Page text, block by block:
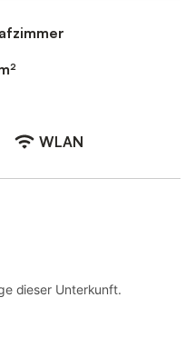
WLAN
dieser Unterkunft.